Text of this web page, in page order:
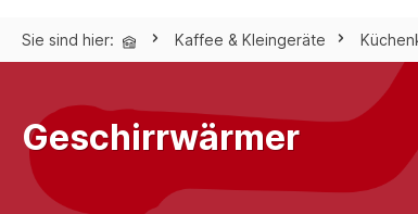
Sie sind hier: Kaffee & Kleingeräte
Geschirrwärmer